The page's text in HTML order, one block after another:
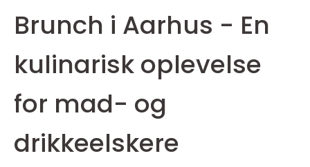
Brunch i Aarhus - En
kulinarisk oplevelse
for mad- og
drikkeelskere